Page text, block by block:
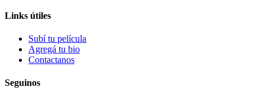
Links útiles
Subí tu película
Agregá tu bio
Contactanos
Seguinos